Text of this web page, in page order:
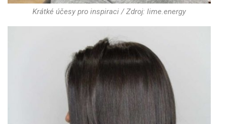
Krátké účesy pro inspiraci / Zdroj: lime.energy